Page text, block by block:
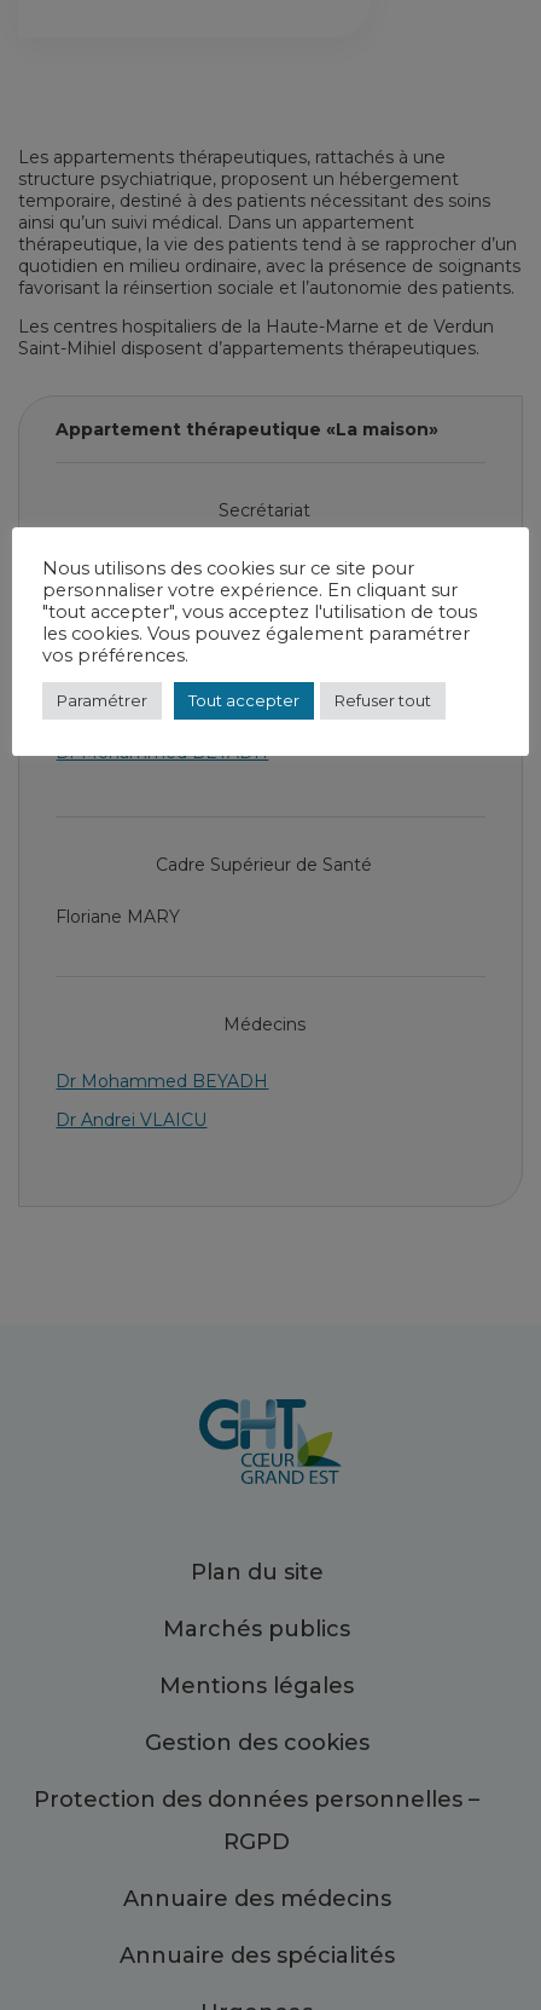
Les appartements thérapeutiques, rattachés à une
structure psychiatrique, proposent un hébergement
temporaire, destiné à des patients nécessitant des soins
ainsi qu’un suivi médical. Dans un appartement
thérapeutique, la vie des patients tend à se rapprocher d’un
quotidien en milieu ordinaire, avec la présence de soignants
favorisant la réinsertion sociale et l’autonomie des patients.
Les centres hospitaliers de la Haute-Marne et de Verdun
Saint-Mihiel disposent d’appartements thérapeutiques.
Appartement thérapeutique «La maison»
Secrétariat
20 rue des Lachats Saint-Dizier
Chef de service
Dr Mohammed BEYADH
Cadre Supérieur de Santé
Floriane MARY
Médecins
Dr Mohammed BEYADH
Dr Andrei VLAICU
Plan du site
Marchés publics
Mentions légales
Gestion des cookies
Protection des données personnelles –
RGPD
Annuaire des médecins
Annuaire des spécialités
Nous utilisons des cookies sur ce site pour
personnaliser votre expérience. En cliquant sur
"tout accepter", vous acceptez l'utilisation de tous
les cookies. Vous pouvez également paramétrer
vos préférences.
Paramétrer Tout accepter Refuser tout